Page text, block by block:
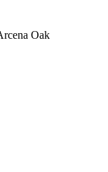
Oak